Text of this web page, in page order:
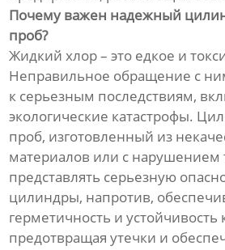
Почему важен надежный
проб?
Жидкий хлор – это едкое и
Неправильное обращение с
к серьезным последствиям,
экологические катастрофы.
проб, изготовленный из
материалов или с нарушением
представлять серьезную
цилиндры, напротив,
герметичность и устойчивость
предотвращая утечки и